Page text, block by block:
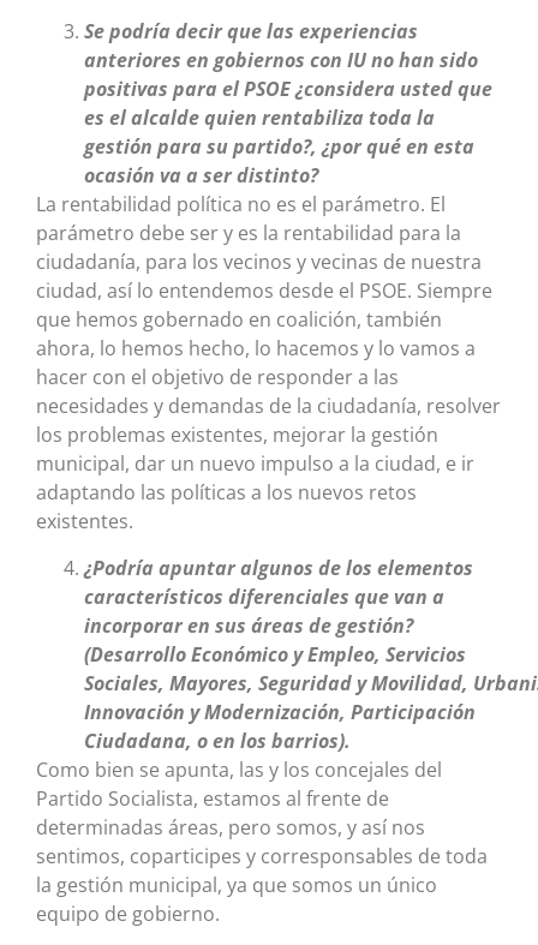
Se podría decir que las experiencias
anteriores en gobiernos con IU no han sido
positivas para el PSOE ¿considera usted que
es el alcalde quien rentabiliza toda la
gestión para su partido?, ¿por qué en esta
ocasión va a ser distinto?
La rentabilidad política no es el parámetro. El
parámetro debe ser y es la rentabilidad para la
ciudadanía, para los vecinos y vecinas de nuestra
ciudad, así lo entendemos desde el PSOE. Siempre
que hemos gobernado en coalición, también
ahora, lo hemos hecho, lo hacemos y lo vamos a
hacer con el objetivo de responder a las
necesidades y demandas de la ciudadanía, resolver
los problemas existentes, mejorar la gestión
municipal, dar un nuevo impulso a la ciudad, e ir
adaptando las políticas a los nuevos retos
existentes.
¿Podría apuntar algunos de los elementos
característicos diferenciales que van a
incorporar en sus áreas de gestión?
(Desarrollo Económico y Empleo, Servicios
Sociales, Mayores, Seguridad y Movilidad,
Innovación y Modernización, Participación
Ciudadana, o en los barrios).
Como bien se apunta, las y los concejales del
Partido Socialista, estamos al frente de
determinadas áreas, pero somos, y así nos
sentimos, coparticipes y corresponsables de toda
la gestión municipal, ya que somos un único
equipo de gobierno.